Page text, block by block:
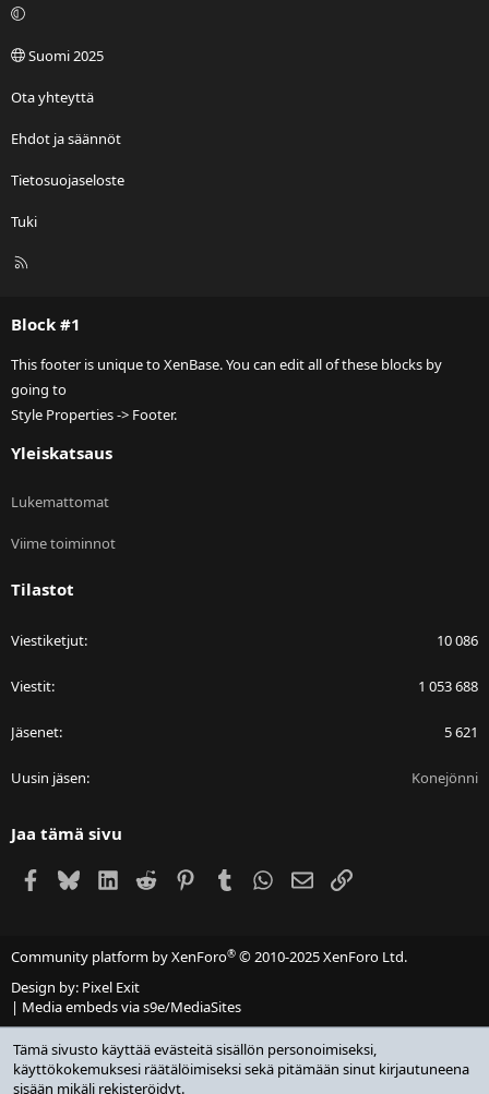
Suomi 2025
Ota yhteyttä
Ehdot ja säännöt
Tietosuojaseloste
Tuki
R
Block #1
This footer is unique to XenBase. You can edit all of these blocks by
going to
Style Properties -> Footer.
Yleiskatsaus
Lukemattomat
Viime toiminnot
Tilastot
Viestiketjut 10 086
Viestit 1 053 688
Jäsenet 5 621
Uusin jäsen Konejönni
Jaa tämä sivu
Facebook
BlueskyLinkedIn
Reddit PinterestTumblr WhatsApp
Sähköposti
Linkki
Community platform by XenForo® © 2010-2025 XenForo Ltd.
Design by: Pixel Exit
| Media embeds via s9e/MediaSites
Tämä sivusto käyttää evästeitä sisällön personoimiseksi,
käyttökokemuksesi räätälöimiseksi sekä pitämään sinut kirjautuneena
sisään mikäli rekisteröidyt.